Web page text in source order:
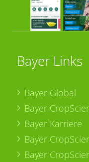
Bayer Links
Bayer Global
Bayer
Bayer Karriere
Bayer
Bayer